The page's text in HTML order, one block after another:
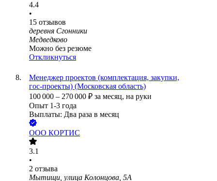
4.4
•
15 отзывов
деревня Сгонники
Медведково
Можно без резюме
Откликнуться
Менеджер проектов (комплектация, закупки,
гос‑проекты) (Московская область)
100 000 – 270 000 ₽ за месяц, на руки
Опыт 1-3 года
Выплаты: Два раза в месяц
ООО КОРТИС
3.1
•
2 отзыва
Мытищи, улица Колонцова, 5А